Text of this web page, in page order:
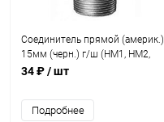
Соединитель прямой (америк.)
15мм (черн.) г/ш (НМ1, НМ2,
НМ3)
34 ₽/ шт
Подробнее